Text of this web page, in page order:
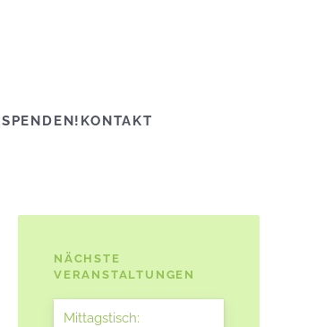
SPENDEN! KONTAKT
NÄCHSTE
VERANSTALTUNGEN
Mittagstisch: